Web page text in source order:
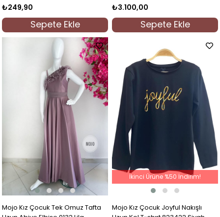
₺249,90
Sepete Ekle
₺3.100,00
Sepete Ekle
Mojo Kız Çocuk Tek Omuz Tafta
Mojo Kız Çocuk Joyful Nakışlı
İkinci Ürüne %50 İndirim!